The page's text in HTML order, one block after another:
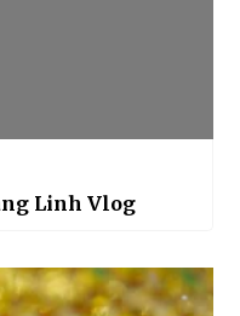
Linh Vlog